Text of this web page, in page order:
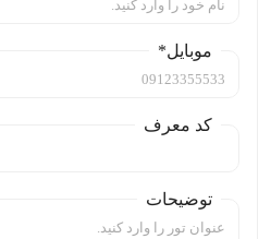
موبایل*
کد معرف
توضیحات